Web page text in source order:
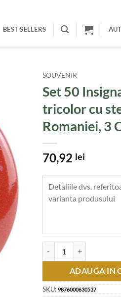
BEST SELLERS
SOUVENIR
Set 50
tricolor cu
Romaniei, 3
70,92 lei
ADAUGA IN
SKU: 9876000630537